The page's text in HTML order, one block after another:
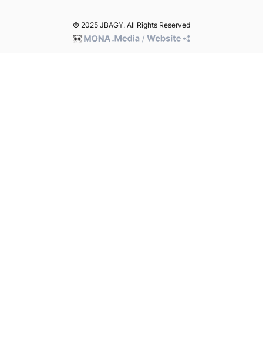
© 2025 JBAGY. All Rights Reserved